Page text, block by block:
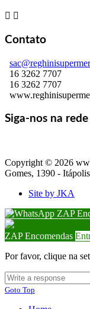
 
Contato
16 3262 7707
16 3262 7707
Siga-nos na rede
Copyright © 2026
Gomes, 1390 -
Site by JKA
ZAP
ZAP Encomendas
Por favor, clique na
Goto Top